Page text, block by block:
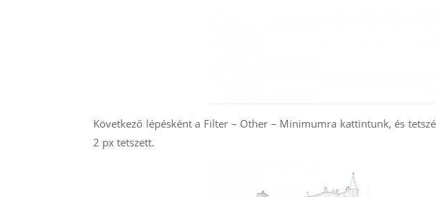
Következő lépésként a Filter – Other – Minimumra kattintunk, és
2 px tetszett.